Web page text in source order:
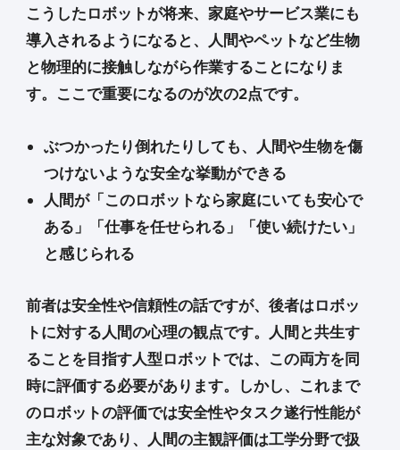
こうしたロボットが将来、家庭やサービス業にも
導入されるようになると、人間やペットなど生物
と物理的に接触しながら作業することになりま
す。ここで重要になるのが次の2点です。
ぶつかったり倒れたりしても、人間や生物を傷
つけないような安全な挙動ができる
人間が「このロボットなら家庭にいても安心で
ある」「仕事を任せられる」「使い続けたい」
と感じられる
前者は安全性や信頼性の話ですが、後者はロボッ
トに対する人間の心理の観点です。人間と共生す
ることを目指す人型ロボットでは、この両方を同
時に評価する必要があります。しかし、これまで
のロボットの評価では安全性やタスク遂行性能が
主な対象であり、人間の主観評価は工学分野で扱